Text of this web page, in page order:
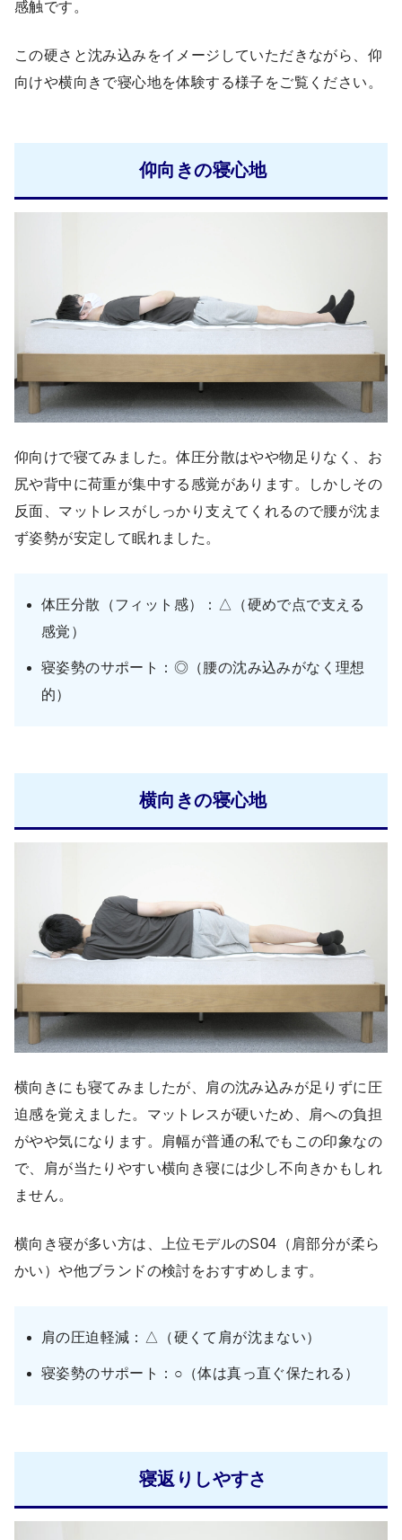
感触です。
この硬さと沈み込みをイメージしていただきながら、仰
向けや横向きで寝心地を体験する様子をご覧ください。
仰向きの寝心地
仰向けで寝てみました。体圧分散はやや物足りなく、お
尻や背中に荷重が集中する感覚があります。しかしその
反面、マットレスがしっかり支えてくれるので腰が沈ま
ず姿勢が安定して眠れました。
体圧分散（フィット感）：△（硬めで点で支える
感覚）
寝姿勢のサポート：◎（腰の沈み込みがなく理想
的）
横向きの寝心地
横向きにも寝てみましたが、肩の沈み込みが足りずに圧
迫感を覚えました。マットレスが硬いため、肩への負担
がやや気になります。肩幅が普通の私でもこの印象なの
で、肩が当たりやすい横向き寝には少し不向きかもしれ
ません。
横向き寝が多い方は、上位モデルのS04（肩部分が柔ら
かい）や他ブランドの検討をおすすめします。
肩の圧迫軽減：△（硬くて肩が沈まない）
寝姿勢のサポート：○（体は真っ直ぐ保たれる）
寝返りしやすさ